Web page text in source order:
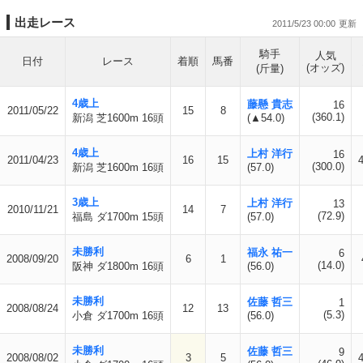
出走レース 2011/5/23 00:00
日付 レース 着順 馬番
騎手
(斤量)
人気
(オッズ)
2011/05/22
4歳上
新潟 芝1600m 16頭
15 8
藤懸 貴志
(▲54.0)
16
(360.1)
2011/04/23
4歳上
新潟 芝1600m 16頭
16 15
上村 洋行
(57.0)
16
(300.0)
2010/11/21
3歳上
福島 ダ1700m 15頭
14 7
上村 洋行
(57.0)
13
(72.9)
2008/09/20
未勝利
阪神 ダ1800m 16頭
6 1
福永 祐一
(56.0)
6
(14.0)
2008/08/24
未勝利
小倉 ダ1700m 16頭
12 13
佐藤 哲三
(56.0)
1
(5.3)
2008/08/02
未勝利
3 5
佐藤 哲三
9